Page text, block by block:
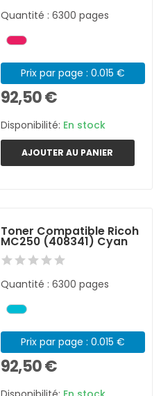
Quantité : 6300 pages
Prix par page : 0.015 €
92,50 €
Disponibilité: En stock
AJOUTER AU PANIER
Toner Compatible Ricoh
MC250 (408341) Cyan
Quantité : 6300 pages
Prix par page : 0.015 €
92,50 €